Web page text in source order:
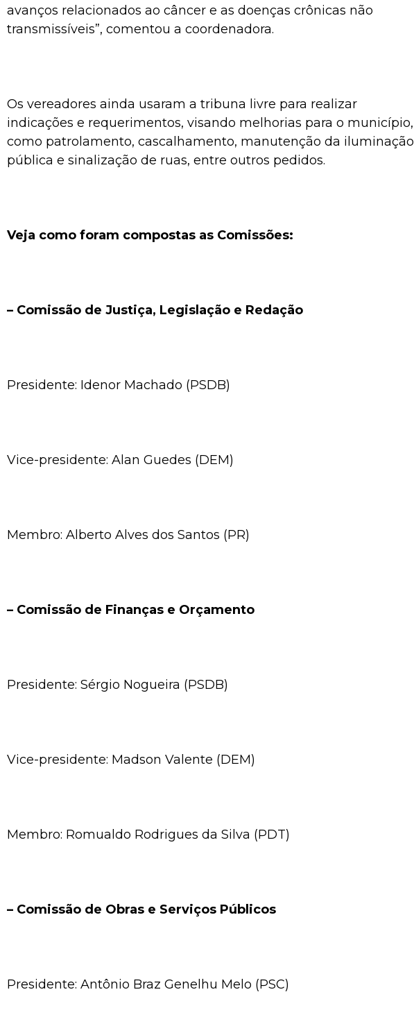
avanços relacionados ao câncer e as doenças crônicas não
transmissíveis”, comentou a coordenadora.
Os vereadores ainda usaram a tribuna livre para realizar
indicações e requerimentos, visando melhorias para o município,
como patrolamento, cascalhamento, manutenção da iluminação
pública e sinalização de ruas, entre outros pedidos.
Veja como foram compostas as Comissões:
– Comissão de Justiça, Legislação e Redação
Presidente: Idenor Machado (PSDB)
Vice-presidente: Alan Guedes (DEM)
Membro: Alberto Alves dos Santos (PR)
– Comissão de Finanças e Orçamento
Presidente: Sérgio Nogueira (PSDB)
Vice-presidente: Madson Valente (DEM)
Membro: Romualdo Rodrigues da Silva (PDT)
– Comissão de Obras e Serviços Públicos
Presidente: Antônio Braz Genelhu Melo (PSC)